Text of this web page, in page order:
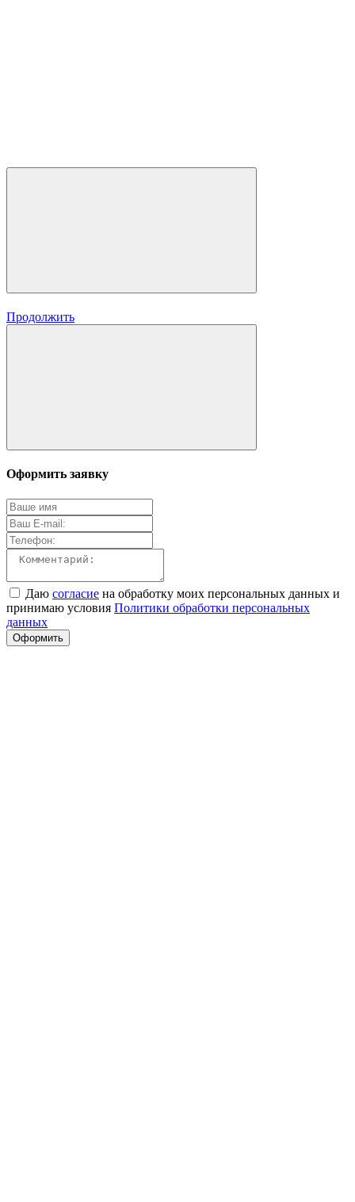
Продолжить
Оформить заявку
Даю согласие на обработку моих персональных данных и
принимаю условия Политики обработки персональных
данных
Оформить